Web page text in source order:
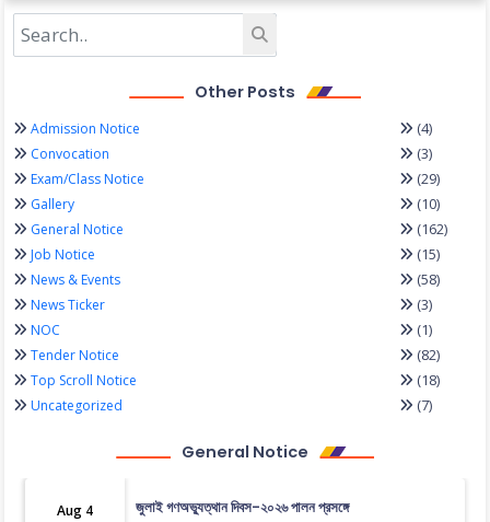
Other Posts
Admission Notice (4)
Convocation (3)
Exam/Class Notice (29)
Gallery (10)
General Notice (162)
Job Notice (15)
News & Events (58)
News Ticker (3)
NOC (1)
Tender Notice (82)
Top Scroll Notice (18)
Uncategorized (7)
General Notice
Aug 4 জুলাই গণঅভ্যুত্থান দিবস-২০২৬ পালন প্রসঙ্গে